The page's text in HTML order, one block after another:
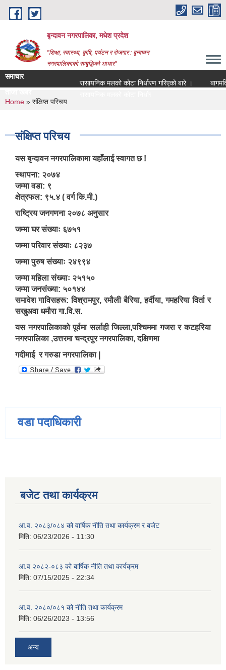
Skip to main content
बृन्दावन नगरपालिका, मधेश प्रदेश
"शिक्षा, स्वास्थ्य, कृषि, पर्यटन र रोजगार : बृन्दावन
नगरपालिकाको सम्बृद्धिको आधार"
समाचार
रासायनिक मलको कोटा निर्धारण गरिएको बारे ।
बागमति
You are here
Home » संक्षिप्त परिचय
संक्षिप्त परिचय
यस बृन्दावन नगरपालिकामा यहाँलाई स्वागत छ !
स्थापना: २०७४
जम्मा वडा: ९
क्षेत्रफल: ९५.४ ( वर्ग कि.मी.)
राष्ट्रिय जनगणना २०७८ अनुसार
जम्मा घर संख्याः ६७५१
जम्मा परिवार संख्याः ८२३७
जम्मा पुरुष संख्याः २४९९४
जम्मा महिला संख्याः २५१५०
जम्मा जनसंख्या: ५०१४४
समावेश गाविसहरू: विश्रामपुर, रमौली बैरिया, हर्दीया, गमहरिया विर्ता र
सखुअवा धमौरा गा.वि.स.
यस नगरपालिकाको पूर्वमा सर्लाही जिल्ला,पश्चिममा गजरा र कटहरिया
नगरपालिका ,उत्तरमा चन्द्रपुर नगरपालिका, दक्षिणमा
गदीमाई र गरुडा नगरपालिका |
वडा पदाधिकारी
बजेट तथा कार्यक्रम
आ.व. २०८३/०८४ को वार्षिक नीति तथा कार्यक्रम र बजेट
मिति: 06/23/2026 - 11:30
आ.व २०८२-०८३ को बार्षिक नीति तथा कार्यक्रम
मिति: 07/15/2025 - 22:34
आ.व. २०८०/०८१ को नीति तथा कार्यक्रम
मिति: 06/26/2023 - 13:56
अन्य